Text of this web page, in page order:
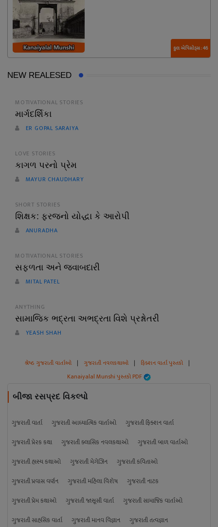
કુલ એપિસોડ્સ : 46
NEW REALESED
MOTIVATIONAL STORIES
માર્ગદર્શિકા
ER GOPAL SARAIYA
LOVE STORIES
કાગળ પરનો પ્રેમ
MAYUR CHAUDHARY
SHORT STORIES
શિક્ષક: ફરજનો યોદ્ધા કે આરોપી
ANURADHA
MOTIVATIONAL STORIES
સફળતા અને જવાબદારી
MITAL PATEL
ANYTHING
સામાજિક ભદ્રતા અભદ્રતા વિશે પ્રશ્નોતરી
YEASH SHAH
શ્રેષ્ઠ ગુજરાતી વાર્તાઓ | ગુજરાતી નવલકથાઓ | ફિક્શન વાર્તા પુસ્તકો
|
Kanaiyalal Munshi પુસ્તકો PDF
બીજા રસપ્રદ વિકલ્પો
ગુજરાતી વાર્તા ગુજરાતી આધ્યાત્મિક વાર્તાઓ
ગુજરાતી ફિક્શન વાર્તા
ગુજરાતી પ્રેરક કથા
ગુજરાતી ક્લાસિક નવલકથાઓ
ગુજરાતી બાળ વાર્તાઓ
ગુજરાતી હાસ્ય કથાઓ
ગુજરાતી મેગેઝિન
ગુજરાતી કવિતાઓ
ગુજરાતી પ્રવાસ વર્ણન
ગુજરાતી મહિલા વિશેષ
ગુજરાતી નાટક
ગુજરાતી પ્રેમ કથાઓ
ગુજરાતી જાસૂસી વાર્તા
ગુજરાતી સામાજિક વાર્તાઓ
ગુજરાતી સાહસિક વાર્તા
ગુજરાતી માનવ વિજ્ઞાન
ગુજરાતી તત્વજ્ઞાન